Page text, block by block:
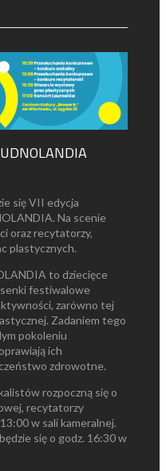
się VII edycja
Na scenie
oraz recytatorzy,
plastycznych.
to dziecięce
festiwalowe
zarówno tej
Zadaniem tego
pokoleniu
ich
zdrowotne.
rozpoczną się o
recytatorzy
w sali kameralnej.
się o godz. 16:30 w